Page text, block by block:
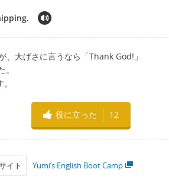
、大げさに言うなら「Thank God!」
役に立った 12
イト Yumi’s English Boot Camp